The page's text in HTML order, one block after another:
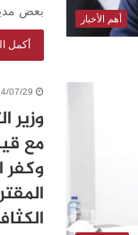
أهم الأخبار
بعض
أكمل
2024/07/29
وزير
مع